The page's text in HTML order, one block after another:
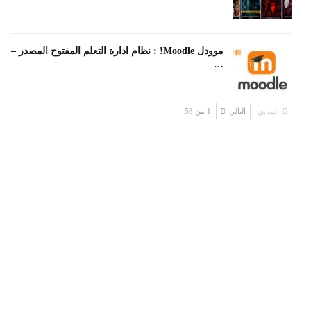
موودل Moodle! : نظام ادارة التعلم المفتوح المصدر –
…
السابق التالي 1 من 58